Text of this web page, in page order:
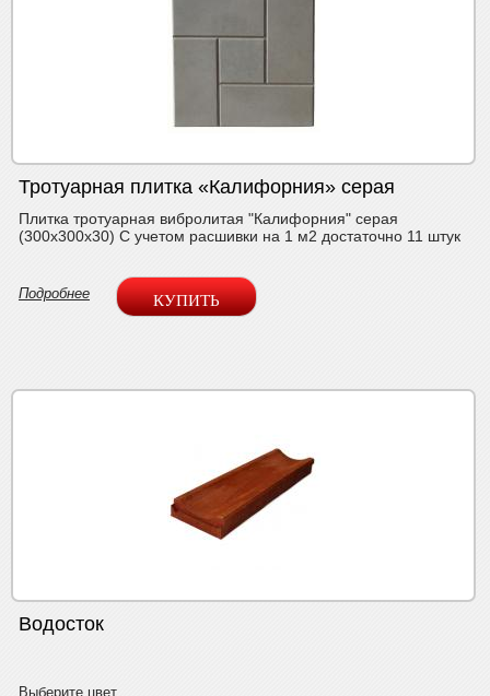
Тротуарная плитка «Калифорния» серая
Плитка тротуарная вибролитая "Калифорния" серая
(300х300х30) С учетом расшивки на 1 м2 достаточно 11 штук
Подробнее
Водосток
Выберите цвет